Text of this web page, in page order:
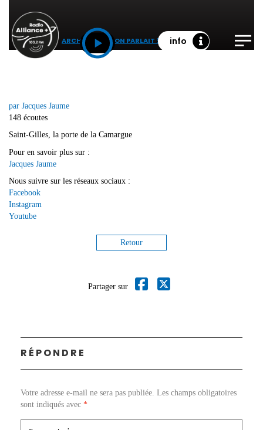
info
21 MAI 2026 ARCHIVES ET SI ON PARLAIT ? 30MIN
par Jacques Jaume
148 écoutes
Saint-Gilles, la porte de la Camargue
Pour en savoir plus sur :
Jacques Jaume
Nous suivre sur les réseaux sociaux :
Facebook
Instagram
Youtube
Retour
Partager sur
RÉPONDRE
Votre adresse e-mail ne sera pas publiée. Les champs obligatoires
sont indiqués avec *